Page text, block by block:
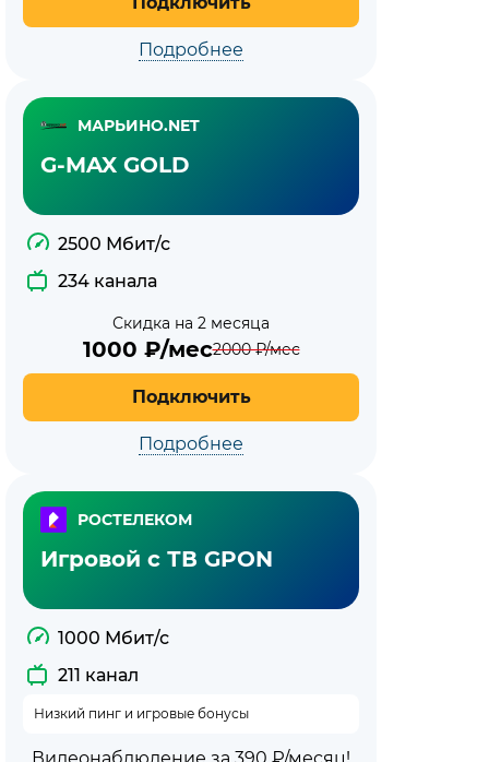
Подробнее
МАРЬИНО.NET
G-MAX GOLD
2500 Мбит/с
234 канала
Скидка на 2 месяца
1000 ₽/мес2000₽/мес
Подключить
Подробнее
РОСТЕЛЕКОМ
Игровой с ТВ GPON
1000 Мбит/с
211 канал
Низкий пинг и игровые бонусы